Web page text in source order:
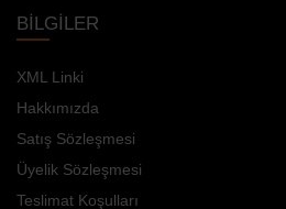
BILGILER
XML Linki
Hakkımızda
Satış Sözleşmesi
Üyelik Sözleşmesi
Teslimat Koşulları